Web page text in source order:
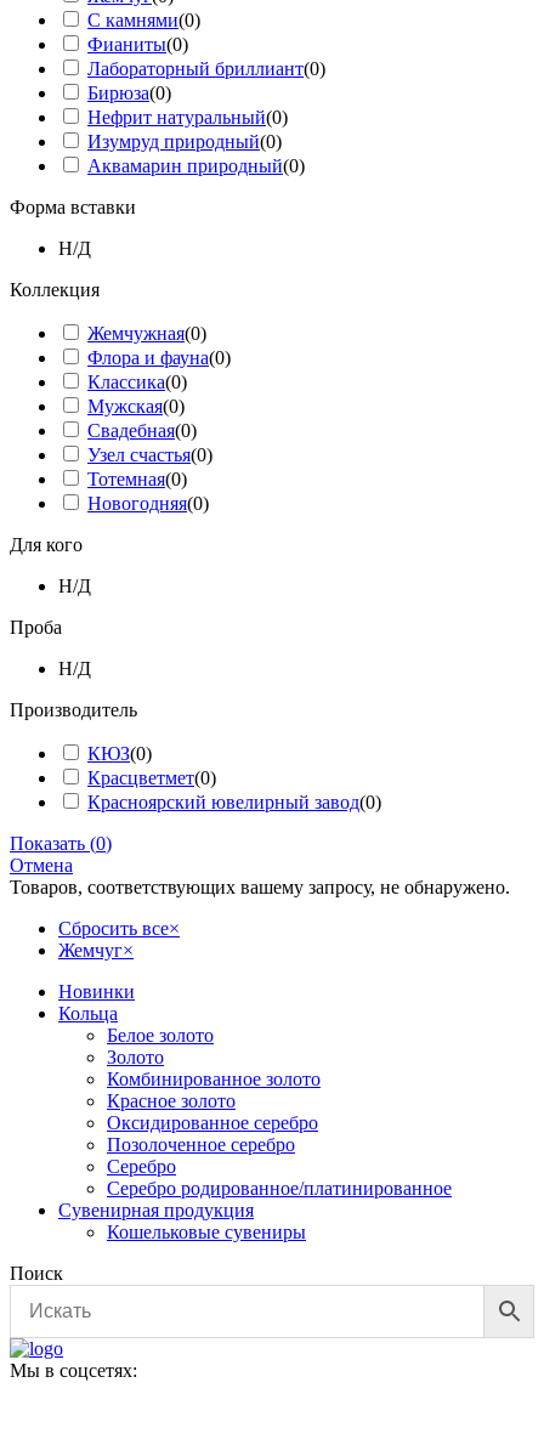
С камнями(0)
Фианиты(0)
Лабораторный бриллиант(0)
Бирюза(0)
Нефрит натуральный(0)
Изумруд природный(0)
Аквамарин природный(0)
Форма вставки
Н/Д
Коллекция
Жемчужная(0)
Флора и фауна(0)
Классика(0)
Мужская(0)
Свадебная(0)
Узел счастья(0)
Тотемная(0)
Новогодняя(0)
Для кого
Н/Д
Проба
Н/Д
Производитель
КЮЗ(0)
Красцветмет(0)
Красноярский ювелирный завод(0)
Показать (0)
Отмена
Товаров, соответствующих вашему запросу, не обнаружено.
Сбросить все×
Жемчуг×
Новинки
Кольца
Белое золото
Золото
Комбинированное золото
Красное золото
Оксидированное серебро
Позолоченное серебро
Серебро
Серебро родированное/платинированное
Сувенирная продукция
Кошельковые сувениры
Поиск
Мы в соцсетях: